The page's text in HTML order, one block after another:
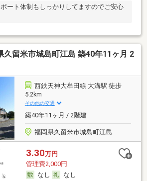
ート体制もしっかりしてますのでご安心
久留米市城島町江島 築40年11ヶ月 2
西鉄天神大牟田線 大溝駅 徒歩
5.2km
その他の交通
築40年11ヶ月 / 2階建
福岡県久留米市城島町江島
3.30万円
管理費2,000円
なし
なし